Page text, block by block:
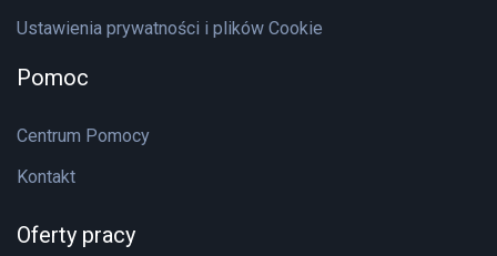
Ustawienia prywatności i plików Cookie
Pomoc
Centrum Pomocy
Kontakt
Oferty pracy